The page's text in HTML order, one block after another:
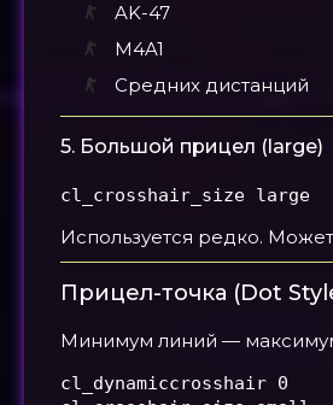
AK-47
M4A1
Средних дистанций
5. Большой прицел (large)
cl_crosshair_size large
Используется редко.
Прицел-точка (Dot
Минимум линий —
cl_dynamiccrosshair 0